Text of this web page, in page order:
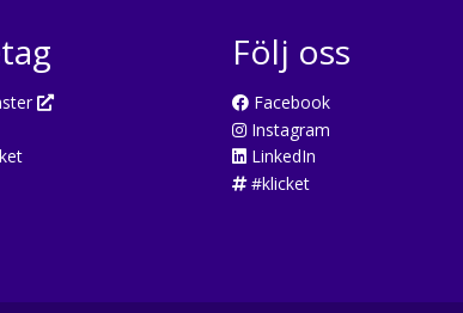
Följ oss
Facebook
Instagram
LinkedIn
#klicket